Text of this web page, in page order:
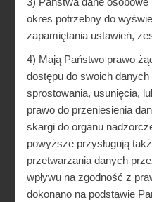
okres potrzebny do
zapamiętania ustawień,
4) Mają Państwo prawo
dostępu do swoich
sprostowania, usunięcia,
prawo do przeniesienia
skargi do organu
powyższe przysługują
przetwarzania danych
wpływu na zgodność z
dokonano na podstawie